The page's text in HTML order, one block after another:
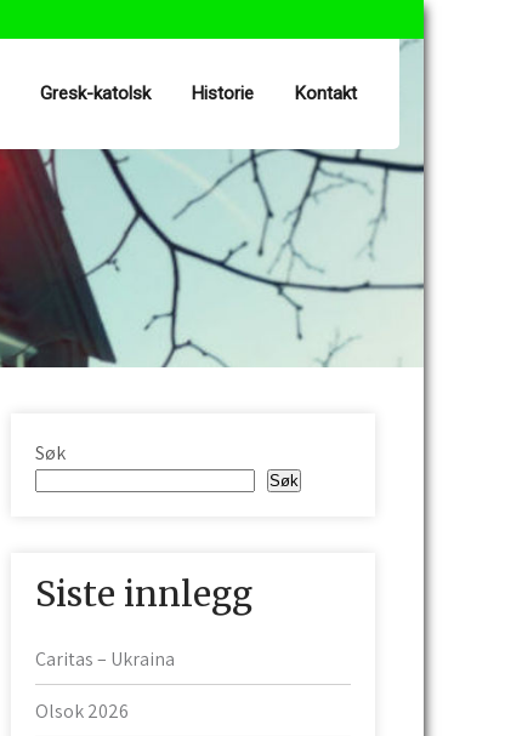
Gresk-katolsk Historie Kontakt
Søk
Søk
Siste innlegg
Caritas – Ukraina
Olsok 2026